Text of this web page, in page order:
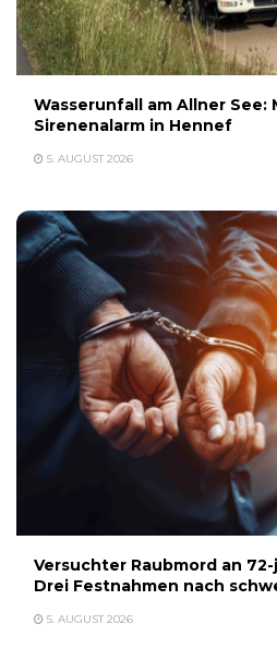
Wasserunfall am Allner
Sirenenalarm in Hennef
5. AUGUST 2026
Versuchter Raubmord an
Drei Festnahmen nach
5. AUGUST 2026